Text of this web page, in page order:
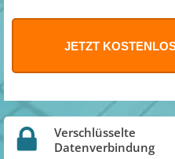
Verschlüsselte
Datenverbindung